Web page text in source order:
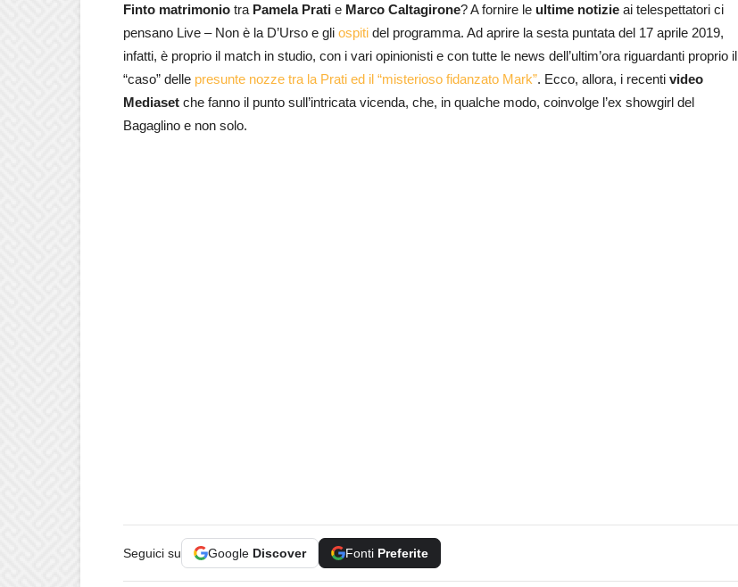
Finto matrimonio tra Pamela Prati e Marco Caltagirone? A fornire le ultime notizie ai telespettatori ci
pensano Live – Non è la D’Urso e gli ospiti del programma. Ad aprire la sesta puntata del 17 aprile 2019,
infatti, è proprio il match in studio, con i vari opinionisti e con tutte le news dell’ultim’ora riguardanti proprio il
“caso” delle presunte nozze tra la Prati ed il “misterioso fidanzato Mark”. Ecco, allora, i recenti video
Mediaset che fanno il punto sull’intricata vicenda, che, in qualche modo, coinvolge l’ex showgirl del
Bagaglino e non solo.
Seguici su Google Discover Fonti Preferite